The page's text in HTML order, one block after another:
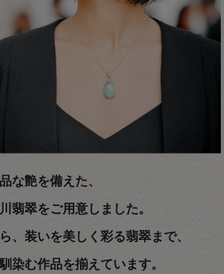
な艶を備えた、
翡翠をご用意しました。
、装いを美しく彩る翡翠まで、
染む作品を揃えています。